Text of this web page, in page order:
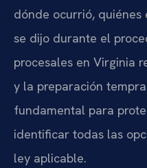
dónde ocurrió, quiénes
se dijo durante el
procesales en Virginia
y la preparación
fundamental para
identificar todas las
ley aplicable.